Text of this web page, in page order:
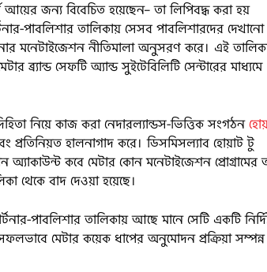
আয়ের জন্য বিবেচিত হয়েছেন– তা লিপিবদ্ধ করা হয়
পাবলিশার তালিকায় সেসব পাবলিশারদের
মনেটাইজেশন নীতিমালা অনুসরণ করে। এই
ব্র্যান্ড সেফটি অ্যান্ড সুইটেবিলিটি সেন্টারের মাধ্যমে
নিয়ে কাজ করা নেদারল্যান্ডস-ভিত্তিক সংগঠন
প্রতিনিয়ত হালনাগাদ করে। ডিসমিসল্যাব হোয়াট টু
অ্যাকাউন্ট কবে মেটার কোন মনেটাইজেশন
থেকে বাদ দেওয়া হয়েছে।
পাবলিশার তালিকায় আছে মানে সেটি একটি
মেটার কয়েক ধাপের অনুমোদন প্রক্রিয়া সম্পন্ন